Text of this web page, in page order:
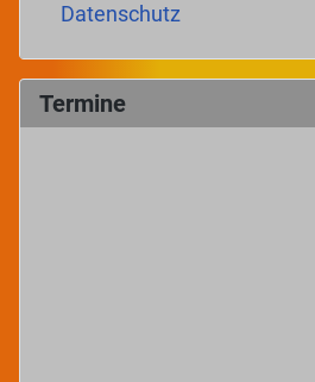
Datenschutz
Termine